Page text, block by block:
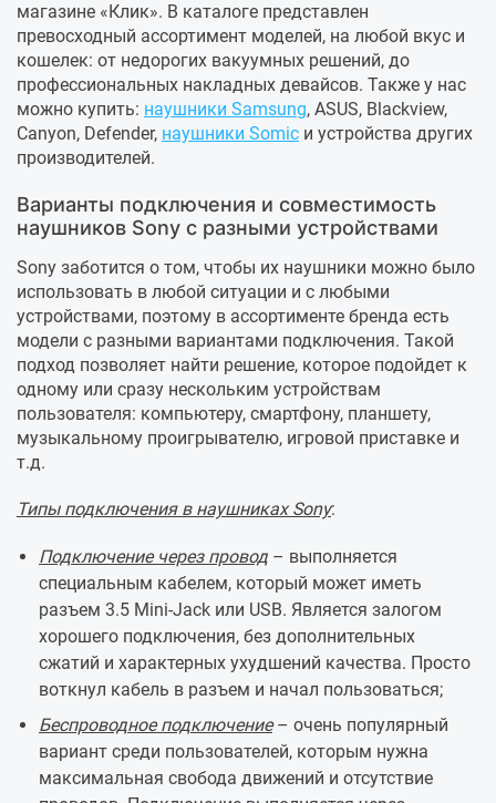
магазине «Клик». В каталоге представлен
превосходный ассортимент моделей, на любой вкус и
кошелек: от недорогих вакуумных решений, до
профессиональных накладных девайсов. Также у нас
можно купить: наушники Samsung, ASUS, Blackview,
Canyon, Defender, наушники Somic и устройства других
производителей.
Варианты подключения и совместимость
наушников Sony с разными устройствами
Sony заботится о том, чтобы их наушники можно было
использовать в любой ситуации и с любыми
устройствами, поэтому в ассортименте бренда есть
модели с разными вариантами подключения. Такой
подход позволяет найти решение, которое подойдет к
одному или сразу нескольким устройствам
пользователя: компьютеру, смартфону, планшету,
музыкальному проигрывателю, игровой приставке и
т.д.
Типы подключения в наушниках Sony:
Подключение через провод – выполняется
специальным кабелем, который может иметь
разъем 3.5 Mini-Jack или USB. Является залогом
хорошего подключения, без дополнительных
сжатий и характерных ухудшений качества. Просто
воткнул кабель в разъем и начал пользоваться;
Беспроводное подключение– очень популярный
вариант среди пользователей, которым нужна
максимальная свобода движений и отсутствие